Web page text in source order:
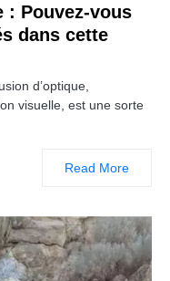
: Pouvez-vous
dans cette
d’optique,
visuelle, est une sorte
Read More